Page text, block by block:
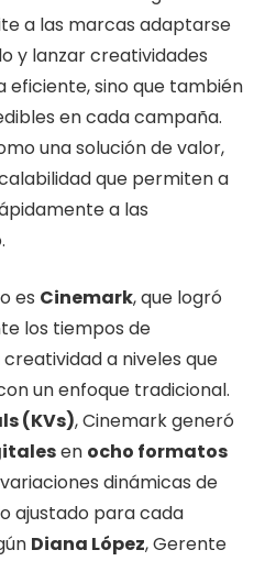
a las marcas adaptarse
y lanzar creatividades
sino que también
en cada campaña.
una solución de valor,
que permiten a
a las
es Cinemark, que logró
los tiempos de
a niveles que
un enfoque tradicional.
(KVs), Cinemark generó
en ocho formatos
dinámicas de
ajustado para cada
Diana López, Gerente